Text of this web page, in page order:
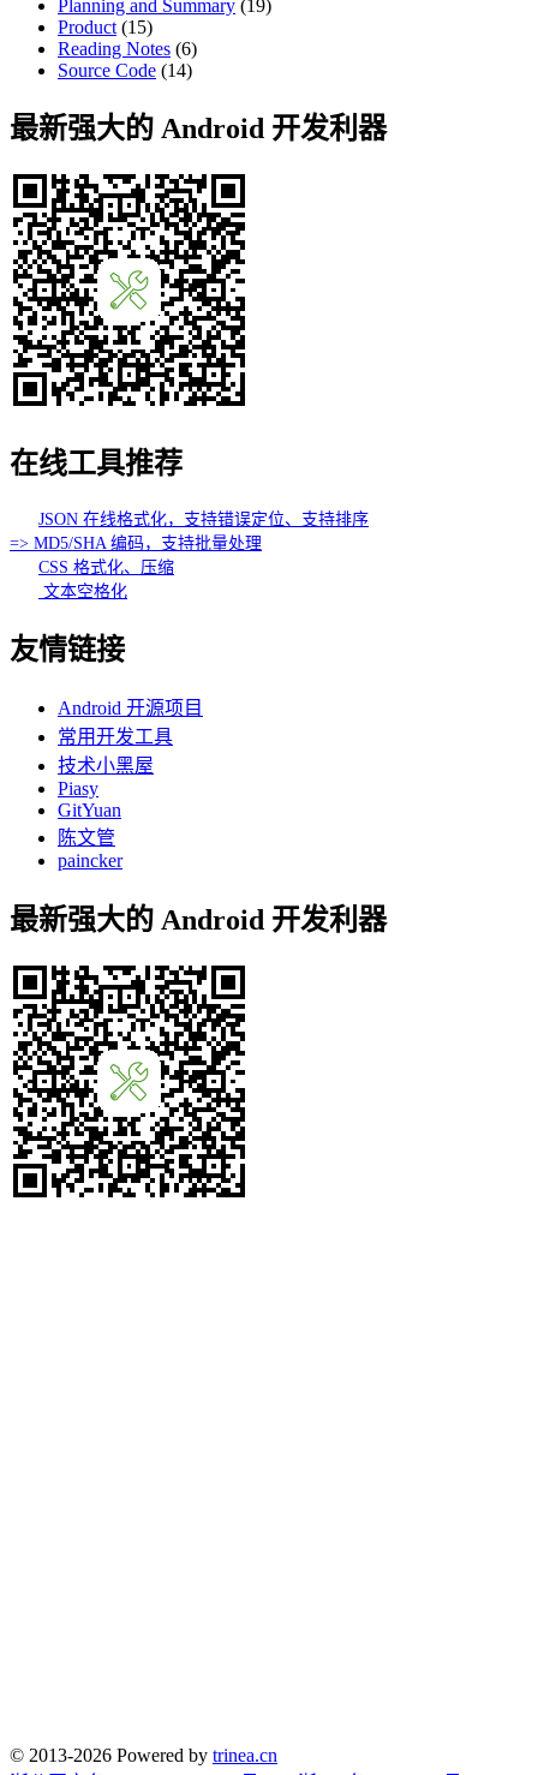
Planning and Summary (19)
Product (15)
Reading Notes (6)
Source Code (14)
最新强大的 Android 开发利器
在线工具推荐
JSON 在线格式化，支持错误定位、支持排序
=> MD5/SHA 编码，支持批量处理
CSS 格式化、压缩
文本空格化
友情链接
Android 开源项目
常用开发工具
技术小黑屋
Piasy
GitYuan
陈文管
paincker
最新强大的 Android 开发利器
© 2013-2026 Powered by trinea.cn